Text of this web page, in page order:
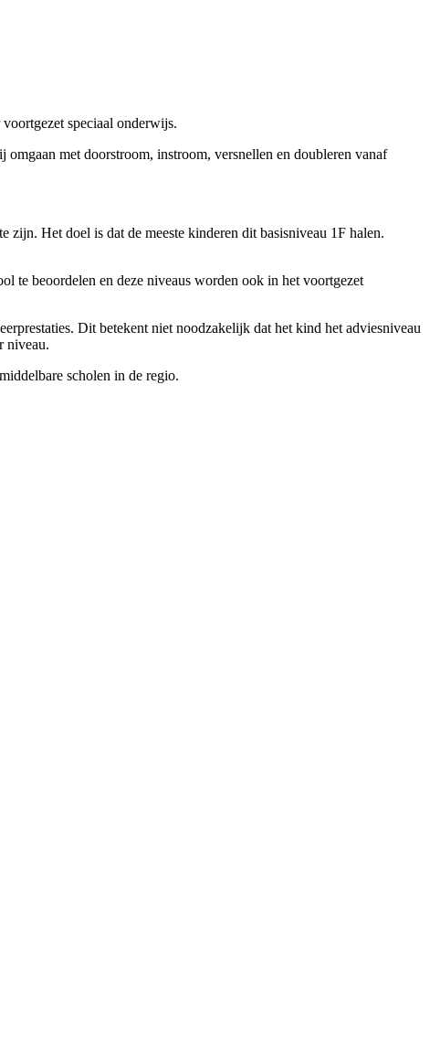
speciaal onderwijs.
met doorstroom, instroom, versnellen en doubleren vanaf
zijn. Het doel is dat de meeste kinderen dit basisniveau 1F halen.
te beoordelen en deze niveaus worden ook in het voortgezet
Dit betekent niet noodzakelijk dat het kind het adviesniveau
niveau.
scholen in de regio.